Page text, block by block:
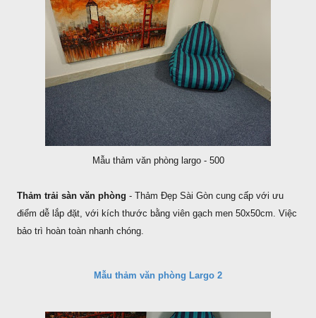
Mẫu thảm văn phòng largo - 500
Thảm trải sàn văn phòng - Thảm Đẹp Sài Gòn cung cấp với ưu
điểm dễ lắp đặt, với kích thước bằng viên gạch men 50x50cm. Việc
bảo trì hoàn toàn nhanh chóng.
Mẫu thảm văn phòng Largo 2